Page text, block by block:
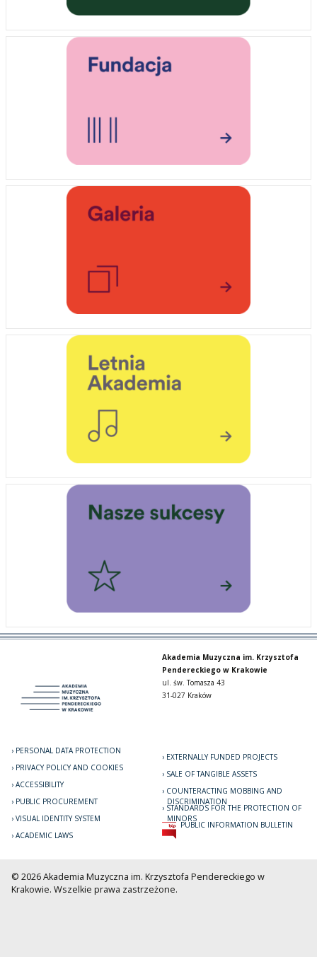
Akademia Muzyczna im. Krzysztofa
Pendereckiego w Krakowie
ul. św. Tomasza 43
31-027 Kraków
PERSONAL DATA PROTECTION
PRIVACY POLICY AND COOKIES
ACCESSIBILITY
PUBLIC PROCUREMENT
VISUAL IDENTITY SYSTEM
ACADEMIC LAWS
EXTERNALLY FUNDED PROJECTS
SALE OF TANGIBLE ASSETS
COUNTERACTING MOBBING AND
DISCRIMINATION
STANDARDS FOR THE PROTECTION OF
MINORS
PUBLIC INFORMATION BULLETIN
© 2026 Akademia Muzyczna im. Krzysztofa Pendereckiego w
Krakowie. Wszelkie prawa zastrzeżone.